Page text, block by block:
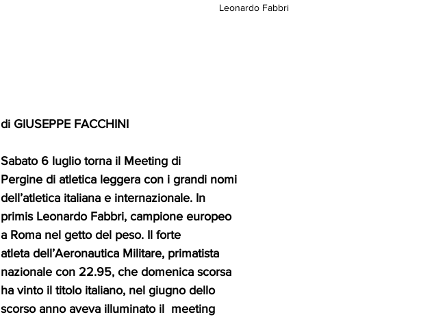
Leonardo Fabbri
di GIUSEPPE FACCHINI
Sabato 6 luglio torna il Meeting di
Pergine di atletica leggera con i grandi nomi
dell’atletica italiana e internazionale. In
primis Leonardo Fabbri, campione europeo
a Roma nel getto del peso. Il forte
atleta dell’Aeronautica Militare, primatista
nazionale con 22.95, che domenica scorsa
ha vinto il titolo italiano, nel giugno dello
scorso anno aveva illuminato il  meeting